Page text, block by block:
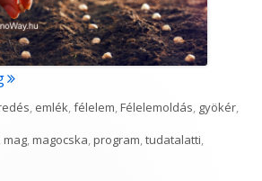
"Magocska"
, emlék,félelem,Félelemoldás, gyökér,
,mag,magocska,program,tudatalatti,